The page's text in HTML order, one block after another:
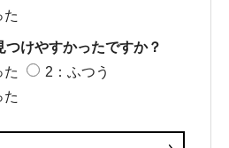
た
つけやすかったですか？
た
2：ふつう
た